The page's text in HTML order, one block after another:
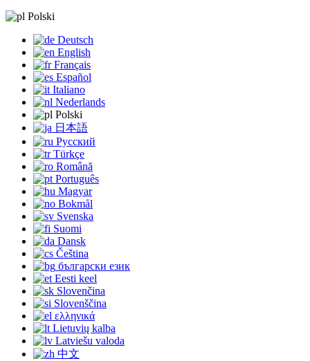
Polski
Deutsch
English
Français
Español
Italiano
Nederlands
Polski
日本語
Русский
Türkçe
Română
Português
Magyar
Bokmål
Svenska
Suomi
Dansk
Čeština
български език
Eesti keel
Slovenčina
Slovenščina
ελληνικά
Lietuvių kalba
Latviešu valoda
中文